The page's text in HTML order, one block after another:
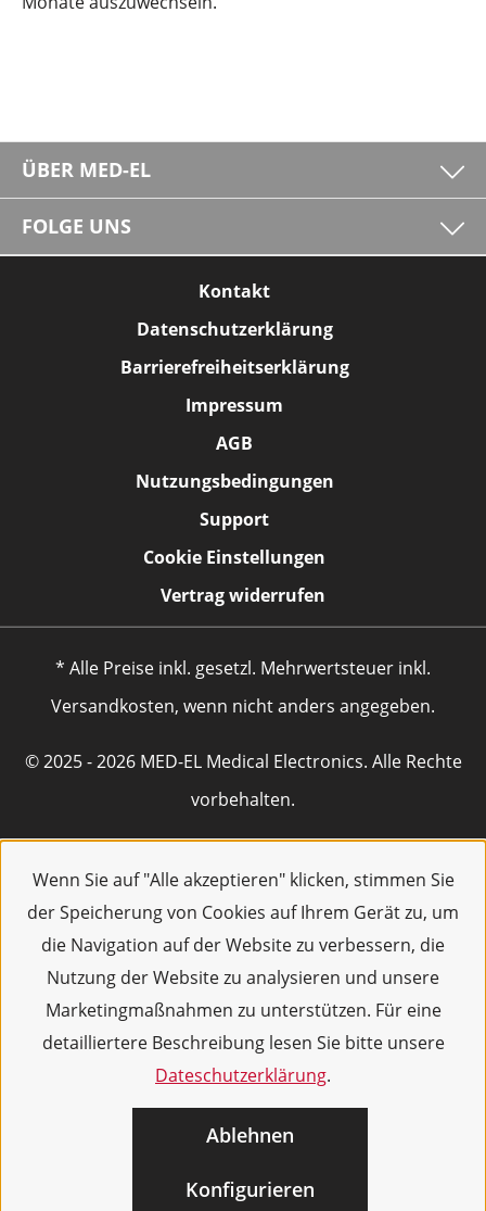
Wenn Sie auf "Alle akzeptieren" klicken, stimmen Sie
der Speicherung von Cookies auf Ihrem Gerät zu, um
die Navigation auf der Website zu verbessern, die
Nutzung der Website zu analysieren und unsere
Marketingmaßnahmen zu unterstützen. Für eine
detailliertere Beschreibung lesen Sie bitte unsere
Dateschutzerklärung.
Ablehnen
Konfigurieren
ÜBER MED-EL
FOLGE UNS
Kontakt
Datenschutzerklärung
Barrierefreiheitserklärung
Impressum
AGB
Nutzungsbedingungen
Support
Cookie Einstellungen
Vertrag widerrufen
* Alle Preise inkl. gesetzl. Mehrwertsteuer inkl.
Versandkosten, wenn nicht anders angegeben.
© 2025 - 2026 MED-EL Medical Electronics. Alle Rechte
vorbehalten.